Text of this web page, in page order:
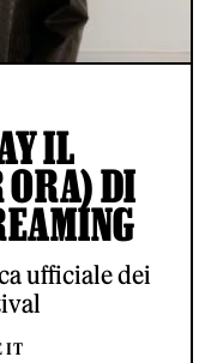
IL
DI
ufficiale dei
IT